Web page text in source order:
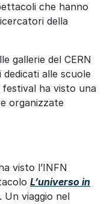
che hanno
della
gallerie del CERN
alle scuole
festival ha visto una
organizzate
visto l’INFN
L’universo in
Un viaggio nel